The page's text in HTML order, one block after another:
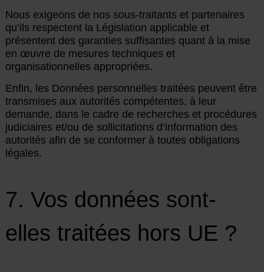
Nous exigeons de nos sous-traitants et partenaires
qu’ils respectent la Législation applicable et
présentent des garanties suffisantes quant à la mise
en œuvre de mesures techniques et
organisationnelles appropriées.
Enfin, les Données personnelles traitées peuvent être
transmises aux autorités compétentes, à leur
demande, dans le cadre de recherches et procédures
judiciaires et/ou de sollicitations d’information des
autorités afin de se conformer à toutes obligations
légales.
7. Vos données sont-
elles traitées hors UE ?